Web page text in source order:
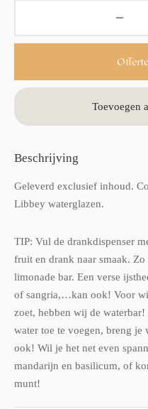
Toevoegen
Beschrijving
Geleverd exclusief inhoud.
Libbey waterglazen.
TIP: Vul de drankdispenser
fruit en drank naar smaak.
limonade bar. Een verse
of sangria,…kan ook! Voor
zoet, hebben wij de
water toe te voegen, breng
ook! Wil je het net even
mandarijn en basilicum, of
munt!